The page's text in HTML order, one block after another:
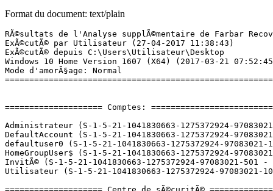
Format du document: text/plain
RÃ©sultats de l'Analyse supplÃ©mentaire de Farbar Recovery Scan Tool (x64) Version: 27-04-2017
ExÃ©cutÃ© par Utilisateur (27-04-2017 11:38:43)
ExÃ©cutÃ© depuis C:\Users\Utilisateur\Desktop
Windows 10 Home Version 1607 (X64) (2017-03-21 07:52:45)
Mode d'amorÃ§age: Normal
==========================================================


==================== Comptes: =============================

Administrateur (S-1-5-21-1041830663-1275372924-97083021-500 - Administrator - Disabled)
DefaultAccount (S-1-5-21-1041830663-1275372924-97083021-503 - Limited - Disabled)
defaultuser0 (S-1-5-21-1041830663-1275372924-97083021-1000 - Limited - Disabled)
HomeGroupUser$ (S-1-5-21-1041830663-1275372924-97083021-1003 - Limited - Enabled)
InvitÃ© (S-1-5-21-1041830663-1275372924-97083021-501 - Limited - Disabled)
Utilisateur (S-1-5-21-1041830663-1275372924-97083021-1001 - Administrator - Enabled) => C:\Users\Utilisateur

==================== Centre de sÃ©curitÃ© ========================

(Si un Ã©lÃ©ment est inclus dans le fichier fixlist.txt, il sera supprimÃ©.)

AV: Avast Antivirus (Enabled - Up to date) {8EA8924E-BC81-DC44-8BB0-8BAE75D86EBF}
AV: Windows Defender (Disabled - Up to date) {D68DDC3A-831F-4fae-9E44-DA132C1ACF46}
AS: Windows Defender (Disabled - Up to date) {D68DDC3A-831F-4fae-9E44-DA132C1ACF46}
AS: Avast Antivirus (Enabled - Up to date) {35C973AA-9ABB-D3CA-B100-B0DC0E5F2402}

==================== Programmes installÃ©s ======================

(Seuls les logiciels publicitaires ('adware') avec la marque 'cachÃ©' ('Hidden') sont susceptibles d'Ãªtre ajoutÃ©s au fichier fixlist.txt pour qu'ils ne soient plus masquÃ©s. Les programmes publicitaires devront Ãªtre dÃ©sinstallÃ©s manuellement.)

AlphaGo (HKLM-x32\...\{E1AF73C7-0C82-4D66-829E-16B29FBBF384}) (Version: 1.1.7 - AlphaGo)
Avast Antivirus Gratuit (HKLM-x32\...\Avast Antivirus) (Version: 17.3.2291 - AVAST Software)
CCleaner (HKLM\...\CCleaner) (Version: 5.29 - Piriform)
Defraggler (HKLM\...\Defraggler) (Version: 2.19 - Piriform)
Malwarebytes version 3.0.6.1469 (HKLM\...\{35065F43-4BB2-439A-BFF7-0F1014F2E0CD}_is1) (Version: 3.0.6.1469 - Malwarebytes)
Microsoft Office 365 - fr-fr (HKLM\...\O365HomePremRetail - fr-fr) (Version: 16.0.7870.2031 - Microsoft Corporation)
Microsoft Office Standard Edition 2003 (HKLM-x32\...\{9112040C-6000-11D3-8CFE-0150048383C9}) (Version: 11.0.5614.0 - Microsoft Corporation)
Microsoft OneDrive (HKU\S-1-5-21-1041830663-1275372924-97083021-1001\...\OneDriveSetup.exe) (Version: 17.3.6799.0327 - Microsoft Corporation)
Mozilla Firefox 53.0 (x86 fr) (HKLM-x32\...\Mozilla Firefox 53.0 (x86 fr)) (Version: 53.0 - Mozilla)
Mozilla Maintenance Service (HKLM\...\MozillaMaintenanceService) (Version: 53.0 - Mozilla)
Office 16 Click-to-Run Extensibility Component (x32 Version: 16.0.7967.2073 - Microsoft Corporation) Hidden
Office 16 Click-to-Run Extensibility Component 64-bit Registration (Version: 16.0.7967.2073 - Microsoft Corporation) Hidden
Office 16 Click-to-Run Licensing Component (Version: 16.0.7967.2073 - Microsoft Corporation) Hidden
Office 16 Click-to-Run Localization Component (x32 Version: 16.0.7967.2073 - Microsoft Corporation) Hidden
PersoApps Agenda (HKLM-x32\...\PersoApps Agenda 1.32_is1) (Version: 1.3.2.588 - EuroSoft Software Development)
PhotoFiltre (HKU\S-1-5-21-1041830663-1275372924-97083021-1001\...\PhotoFiltre) (Version:  - )
Realtek High Definition Audio Driver (HKLM-x32\...\{F132AF7F-7BCA-4EDE-8A7C-958108FE7DBC}) (Version: 6.0.1.7910 - Realtek Semiconductor Corp.)
SUPERAntiSpyware (HKLM\...\{CDDCBBF1-2703-46BC-938B-BCC81A1EEAAA}) (Version: 6.0.1228 - SUPERAntiSpyware.com)
ZHPFix 2015 (HKLM-x32\...\ZHPFix_is1) (Version: 2015 - Nicolas Coolman)

==================== PersonnalisÃ© CLSID (Avec liste blanche): ==========================

(Si un Ã©lÃ©ment est inclus dans le fichier fixlist.txt, il sera supprimÃ© du Registre. Le fichier ne sera pas dÃ©placÃ©, sauf s'il est inscrit sÃ©parÃ©ment.)


==================== TÃ¢ches planifiÃ©es (Avec liste blanche) =============

(Si un Ã©lÃ©ment est inclus dans le fichier fixlist.txt, il sera supprimÃ© du Registre. Le fichier ne sera pas dÃ©placÃ©, sauf s'il est inscrit sÃ©parÃ©ment.)

Task: {40CF4D24-7A8C-4CDF-8FF1-73129C8C1FE1} - System32\Tasks\Microsoft\Office\Office Subscription Maintenance => C:\Program Files (x86)\Microsoft Office\root\vfs\ProgramFilesCommonx86\Microsoft Shared\Office16\OLicenseHeartbeat.exe [2017-04-18] (Microsoft Corporation)
Task: {431B9ED6-F624-4B33-ADC7-E0BF802F53C5} - System32\Tasks\AVAST Software\Avast settings backup => C:\Program Files\Common Files\AV\avast! Antivirus\backup.exe [2017-04-24] (AVAST Software)
Task: {5CC08CB9-32E5-4C44-8E03-F2210AB3552A} - System32\Tasks\Microsoft\Office\Office ClickToRun Service Monitor => C:\Program Files\Common Files\Microsoft Shared\ClickToRun\OfficeC2RClient.exe [2017-04-09] (Microsoft Corporation)
Task: {65E56DAE-0F7B-44F1-9366-F317651D1C67} - System32\Tasks\CCleanerSkipUAC => C:\Program Files\CCleaner\CCleaner.exe [2017-04-11] (Piriform Ltd)
Task: {B49AF265-3A3E-42E3-8A14-E077CBA416F8} - System32\Tasks\Microsoft\Office\Office Automatic Updates => C:\Program Files\Common Files\Microsoft Shared\ClickToRun\OfficeC2RClient.exe [2017-04-09] (Microsoft Corporation)
Task: {E46E6840-A5CA-450A-9BD7-0CB78830FCDC} - System32\Tasks\Avast Emergency Update => C:\Program Files\AVAST Software\Avast\AvEmUpdate.exe [2017-04-08] (AVAST Software)

(Si un Ã©lÃ©ment est inclus dans le fichier fixlist.txt, le fichier tÃ¢che (.job) sera dÃ©placÃ©. Le fichier exÃ©cutÃ© par la tÃ¢che ne sera pas dÃ©placÃ©.)

Task: C:\WINDOWS\Tasks\CreateExplorerShellUnelevatedTask.job => C:\WINDOWS\explorer.exe
Task: